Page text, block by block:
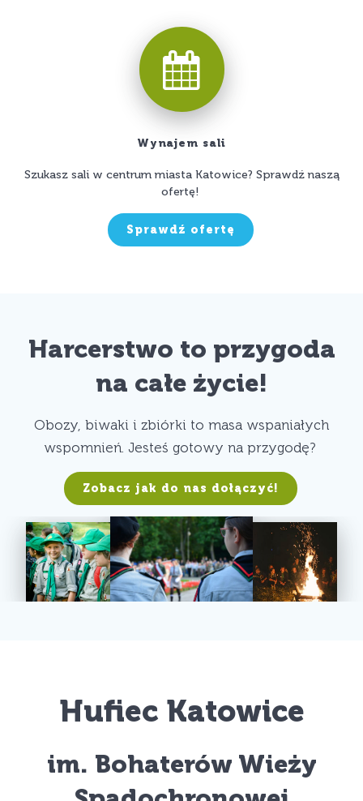
Wynajem sali
Szukasz sali w centrum miasta Katowice? Sprawdź naszą
ofertę!
Sprawdź ofertę
Harcerstwo to przygoda
na całe życie!
Obozy, biwaki i zbiórki to masa wspaniałych
wspomnień. Jesteś gotowy na przygodę?
Zobacz jak do nas dołączyć!
Hufiec Katowice
im. Bohaterów Wieży